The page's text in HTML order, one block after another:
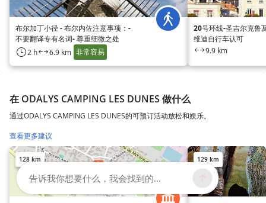
布尔加丁小径 - 布尔内佐注意事项：-
不要翻译专有名词- 尊重细微之处
2 h 6.9 km 非常容易
20号环线-圣吉尔克鲁
维迪自行车认可
9.9 km
在 ODALYS CAMPING LES DUNES 做什么
通过ODALYS CAMPING LES DUNES的可预订活动放松和娱乐。
查看更多建议
128 km 129 km
告诉我你想要什么，我会找到的...